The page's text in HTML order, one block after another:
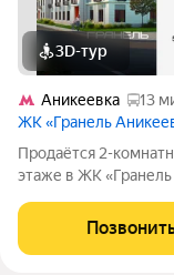
3D-тур
Аникеевка
13
ЖК «Гранель
Продаётся 2-
этаже в ЖК «Гранель
односторонняя,
экологически чистом